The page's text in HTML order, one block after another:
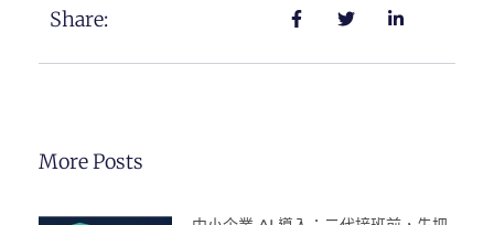
Share:
More Posts